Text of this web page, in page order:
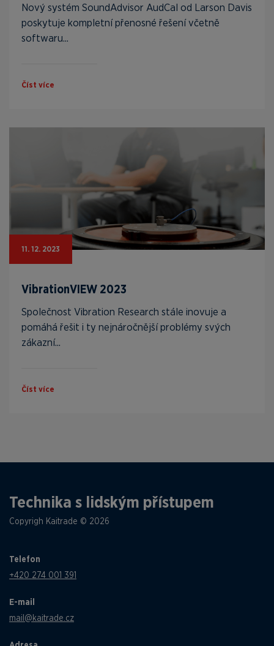
Nový systém SoundAdvisor AudCal od Larson Davis
poskytuje kompletní přenosné řešení včetně
softwaru...
Číst více
11. 12. 2023
VibrationVIEW 2023
Společnost Vibration Research stále inovuje a
pomáhá řešit i ty nejnáročnější problémy svých
zákazní...
Číst více
Technika s lidským přístupem
Copyrigh Kaitrade © 2026
Telefon
+420 274 001 391
E-mail
mail@kaitrade.cz